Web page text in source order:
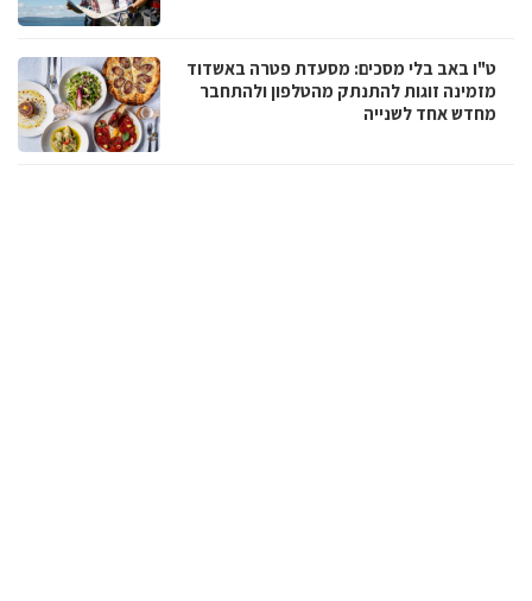
ט"ו באב בלי מסכים: מסעדת פטרה באשדוד
מזמינה זוגות להתנתק מהטלפון ולהתחבר
מחדש אחד לשנייה